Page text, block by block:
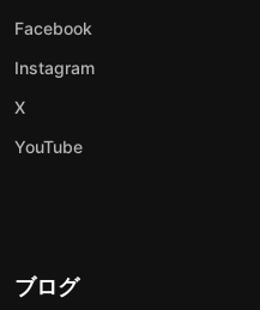
Facebook
Instagram
X
YouTube
ブログ